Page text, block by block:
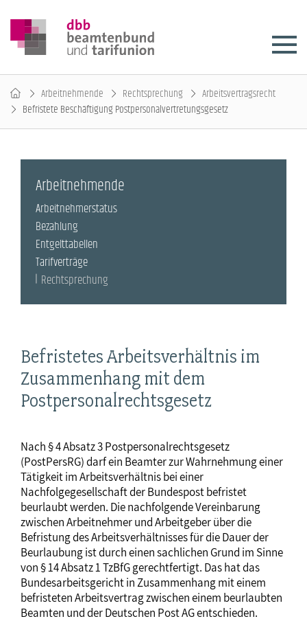
Arbeitnehmende Rechtsprechung
Arbeitsvertragsrecht
Befristete Beschäftigung Postpersonalvertretungsgesetz
Befristetes Arbeitsverhältnis im
Zusammenhang mit dem
Postpersonalrechtsgesetz
Nach § 4 Absatz 3 Postpersonalrechtsgesetz
(PostPersRG) darf ein Beamter zur Wahrnehmung einer
Tätigkeit im Arbeitsverhältnis bei einer
Nachfolgegesellschaft der Bundespost befristet
beurlaubt werden. Die nachfolgende Vereinbarung
zwischen Arbeitnehmer und Arbeitgeber über die
Befristung des Arbeitsverhältnisses für die Dauer der
Beurlaubung ist durch einen sachlichen Grund im Sinne
von § 14 Absatz 1 TzBfG gerechtfertigt. Das hat das
Bundesarbeitsgericht in Zusammenhang mit einem
befristeten Arbeitsvertrag zwischen einem beurlaubten
Beamten und der Deutschen Post AG entschieden.
Arbeitnehmende
Arbeitnehmerstatus
Bezahlung
Entgelttabellen
Tarifverträge
Rechtsprechung